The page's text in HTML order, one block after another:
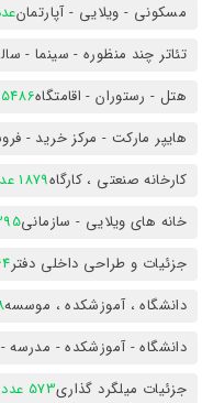
مسکونی - ویلایی - آپارتمانعدد
تئاتر چند منظوره - سینما -
هتل - رستوران - اقامتگاه5486 عدد
هایپر مارکت - مرکز خرید -
کارخانه صنعتی ، کارگاه1879 عدد
خانه های ویلایی - سازمانی5395
جزئیات و طراحی داخلی دفتر364
دانشگاه ، آموزشکده ، موسسه928
دانشگاه - آموزشکده - مدرسه -
جزئیات میلگرد گذاری573 عدد